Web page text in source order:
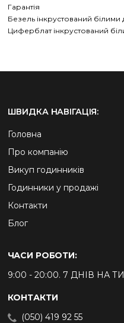
Гарантія
Безель інкрустований білими
Циферблат інкрустований
ШВИДКА НАВІГАЦІЯ:
Головна
Про компанію
Викуп годинників
Годинники у продажі
Контакти
Блог
ЧАСИ РОБОТИ:
9:00 - 20:00. 7 ДНІВ НА
КОНТАКТИ
(050) 419 92 55